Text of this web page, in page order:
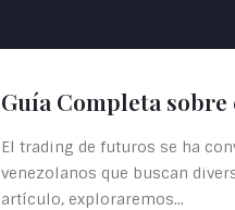
Guía Completa
El trading de futuros se ha
venezolanos que buscan
artículo, exploraremos...